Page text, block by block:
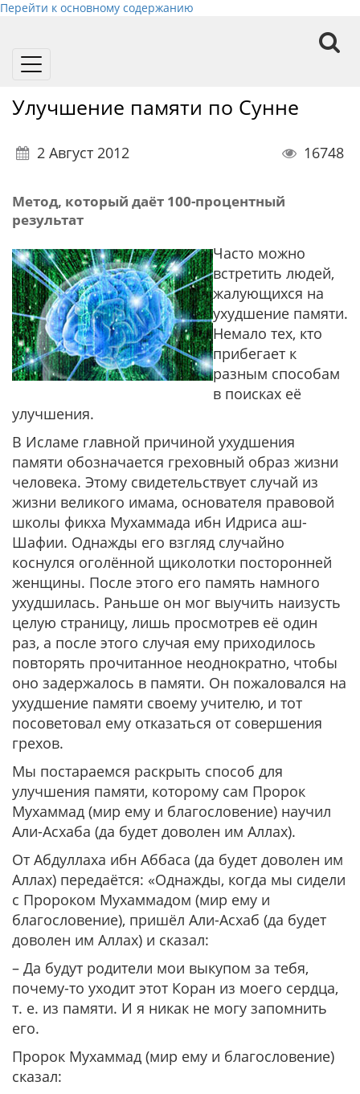
Перейти к основному содержанию
Toggle
Улучшение памяти по Сунне
2 Август 2012 16748
Метод, который даёт 100-процентный
результат
Часто можно
встретить людей,
жалующихся на
ухудшение памяти.
Немало тех, кто
прибегает к
разным способам
в поисках её
улучшения.
В Исламе главной причиной ухудшения
памяти обозначается греховный образ жизни
человека. Этому свидетельствует случай из
жизни великого имама, основателя правовой
школы фикха Мухаммада ибн Идриса аш-
Шафии. Однажды его взгляд случайно
коснулся оголённой щиколотки посторонней
женщины. После этого его память намного
ухудшилась. Раньше он мог выучить наизусть
целую страницу, лишь просмотрев её один
раз, а после этого случая ему приходилось
повторять прочитанное неоднократно, чтобы
оно задержалось в памяти. Он пожаловался на
ухудшение памяти своему учителю, и тот
посоветовал ему отказаться от совершения
грехов.
Мы постараемся раскрыть способ для
улучшения памяти, которому сам Пророк
Мухаммад (мир ему и благословение) научил
Али-Асхаба (да будет доволен им Аллах).
От Абдуллаха ибн Аббаса (да будет доволен им
Аллах) передаётся: «Однажды, когда мы сидели
с Пророком Мухаммадом (мир ему и
благословение), пришёл Али-Асхаб (да будет
доволен им Аллах) и сказал:
– Да будут родители мои выкупом за тебя,
почему-то уходит этот Коран из моего сердца,
т. е. из памяти. И я никак не могу запомнить
его.
Пророк Мухаммад (мир ему и благословение)
сказал: